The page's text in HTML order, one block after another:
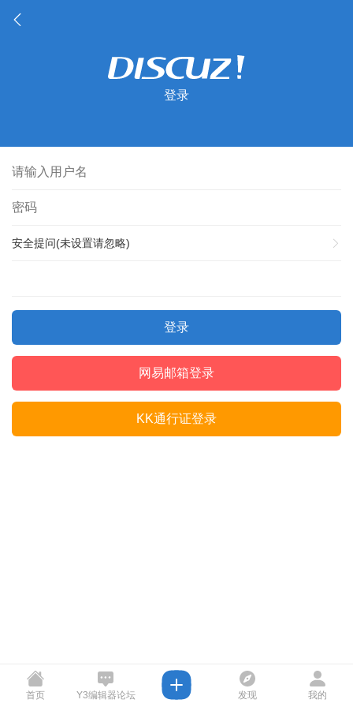
登录
安全提问(未设置请忽略)
登录
网易邮箱登录
KK通行证登录
首页 Y3编辑器论坛 发现 我的